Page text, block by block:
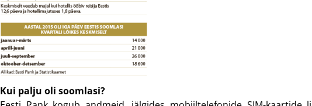
Kui palju oli soomlasi?